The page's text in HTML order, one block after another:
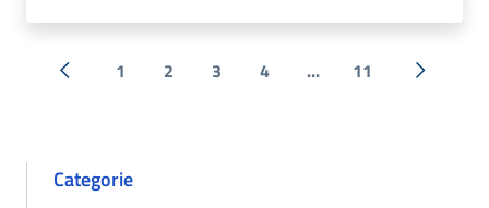
« Precedente
1 2 3 4 ... 11
Categorie